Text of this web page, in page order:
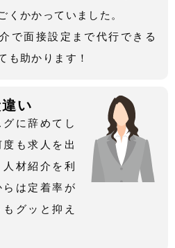
くかかっていました。
で面接設定まで代行できる
も助かります！
い
に辞めてし
も求人を出
材紹介を利
は定着率が
グッと抑え